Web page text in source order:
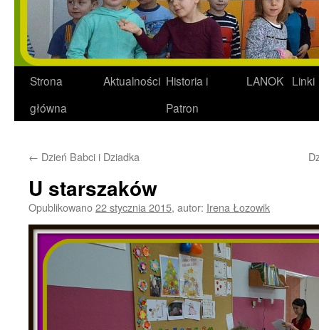
Strona
główna
Aktualności Historia i
Patron
LANOK Linki
← Dzień Babci i Dziadka
U starszaków
Opublikowano22 stycznia 2015, autor: Irena Łozowik